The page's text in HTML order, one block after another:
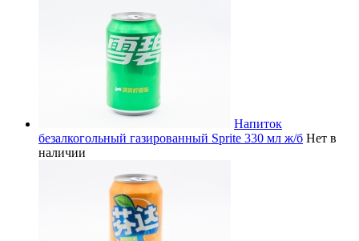
Напиток
безалкогольный газированный Sprite 330 мл ж/б Нет в
наличии